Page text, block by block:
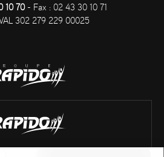
10 70- Fax : 02 43 30 10 71
302 279 229 00025